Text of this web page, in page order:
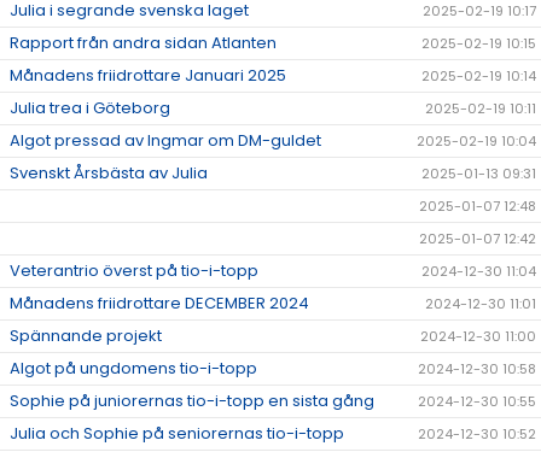
Julia i segrande svenska laget 2025-02-19 10:17
Rapport från andra sidan Atlanten 2025-02-19 10:15
Månadens friidrottare Januari 2025 2025-02-19 10:14
Julia trea i Göteborg 2025-02-19 10:11
Algot pressad av Ingmar om DM-guldet 2025-02-19 10:04
Svenskt Årsbästa av Julia
2025-01-13 09:31
2025-01-07 12:48
2025-01-07 12:42
Veterantrio överst på tio-i-topp 2024-12-30 11:04
Månadens friidrottare DECEMBER 2024 2024-12-30 11:01
Spännande projekt 2024-12-30 11:00
Algot på ungdomens tio-i-topp 2024-12-30 10:58
Sophie på juniorernas tio-i-topp en sista gång 2024-12-30 10:55
Julia och Sophie på seniorernas tio-i-topp 2024-12-30 10:52